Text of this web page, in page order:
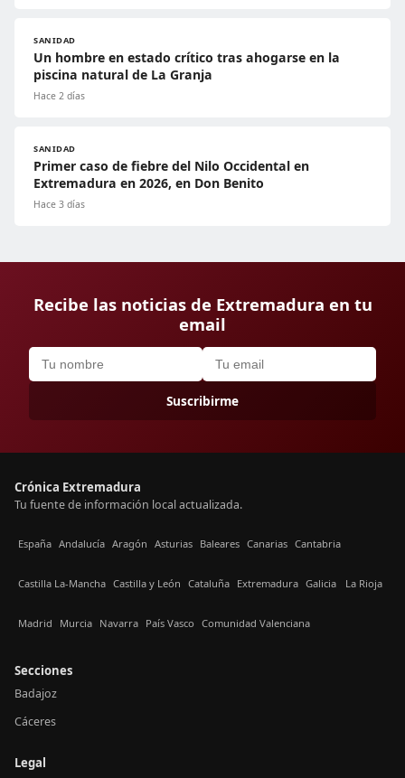
SANIDAD
Un hombre en estado crítico tras ahogarse en la
piscina natural de La Granja
Hace 2 días
SANIDAD
Primer caso de fiebre del Nilo Occidental en
Extremadura en 2026, en Don Benito
Hace 3 días
Recibe las noticias de Extremadura en tu
email
Suscribirme
Crónica Extremadura
Tu fuente de información local actualizada.
España Andalucía Aragón Asturias Baleares Canarias Cantabria
Castilla La-Mancha Castilla y León Cataluña Extremadura Galicia La Rioja
Madrid Murcia Navarra País Vasco Comunidad Valenciana
Secciones
Badajoz
Cáceres
Legal